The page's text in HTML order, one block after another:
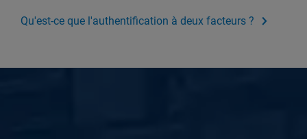
Qu'est-ce que l'authentification à deux facteurs ?